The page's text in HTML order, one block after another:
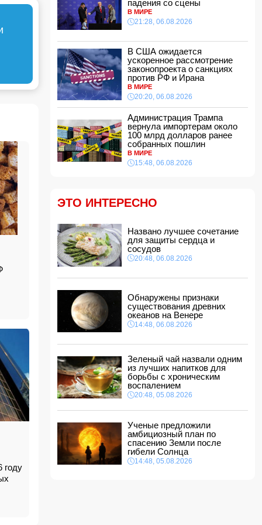
году
21:16, 06.08.2026
Такер Карлсон обвинил руководство США во
21:00, 06.08.2026
Названо лучшее сочетание для защиты
сердца и сосудов
20:48, 06.08.2026
Салах официально стал игроком
"Трабзонспора": раскрыты детали контракта
В США ожидается ускоренное рассмотрение
законопроекта о санкциях против РФ и Ирана
20:20, 06.08.2026
18:48, 06.08.2026
Чолпон-Атинская декларация укрепит
институциональные основы отношений
между Азербайджаном и Центральной Азией
Стала известна дата II этапа вступительного
экзамена в резидентуру
18:02, 06.08.2026
Новрузали Асланов провел встречу с
ФОТО
18:00, 06.08.2026
«Новые технологии формируют новые
профессии на рынке труда» — эксперт
16:48, 06.08.2026
Джейхун Байрамов и Андрей Сибига проводят
16:28, 06.08.2026
падения со сцены
В МИРЕ
21:28, 06.08.2026
В США ожидается
ускоренное рассмотрение
законопроекта о санкциях
против РФ и Ирана
В МИРЕ
20:20, 06.08.2026
Администрация Трампа
вернула импортерам около
100 млрд долларов ранее
собранных пошлин
В МИРЕ
15:48, 06.08.2026
ЭТО ИНТЕРЕСНО
Названо лучшее сочетание
для защиты сердца и
сосудов
20:48, 06.08.2026
Обнаружены признаки
существования древних
океанов на Венере
14:48, 06.08.2026
Зеленый чай назвали одним
из лучших напитков для
борьбы с хроническим
воспалением
20:48, 05.08.2026
Ученые предложили
амбициозный план по
спасению Земли после
гибели Солнца
14:48, 05.08.2026